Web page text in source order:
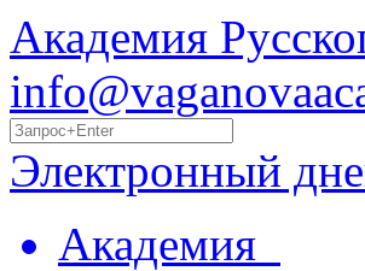
Академия
Электронный
Академия